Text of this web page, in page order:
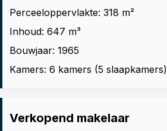
Perceeloppervlakte: 318 m²
Inhoud: 647 m³
Bouwjaar: 1965
Kamers: 6 kamers (5 slaapkamers)
Verkopend makelaar